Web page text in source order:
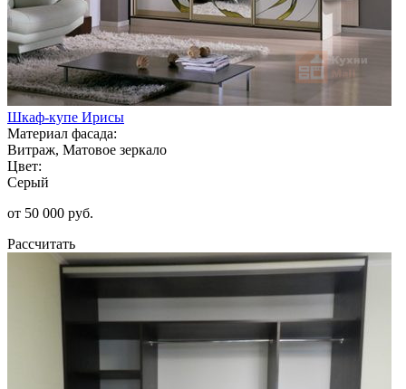
Шкаф-купе Ирисы
Материал фасада:
Витраж, Матовое зеркало
Цвет:
Серый
от 50 000 руб.
Рассчитать